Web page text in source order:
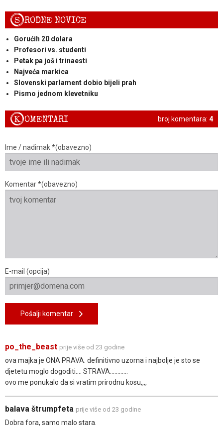
SRODNE NOVICE
Gorućih 20 dolara
Profesori vs. studenti
Petak pa još i trinaesti
Najveća markica
Slovenski parlament dobio bijeli prah
Pismo jednom klevetniku
broj komentara: 4
KOMENTARI
Ime / nadimak *(obavezno)
Komentar *(obavezno)
E-mail (opcija)
Pošalji komentar
po_the_beast prije više od 23 godine
ova majka je ONA PRAVA. definitivno uzorna i najbolje je sto se
djetetu moglo dogoditi.... STRAVA............
ovo me ponukalo da si vratim prirodnu kosu,,,,
balava štrumpfeta prije više od 23 godine
Dobra fora, samo malo stara.